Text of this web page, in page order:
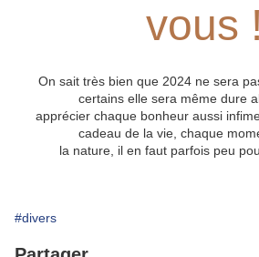
vous !
On sait très bien que 2024 ne sera
certains elle sera même dure
apprécier chaque bonheur aussi
cadeau de la vie, chaque
la nature, il en faut parfois peu
#divers